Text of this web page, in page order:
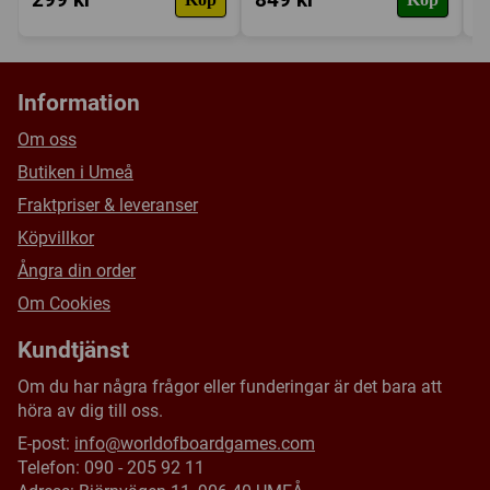
Information
Om oss
Butiken i Umeå
Fraktpriser & leveranser
Köpvillkor
Ångra din order
Om Cookies
Kundtjänst
Om du har några frågor eller funderingar är det bara att
höra av dig till oss.
E-post: info@worldofboardgames.com
Telefon: 090 - 205 92 11